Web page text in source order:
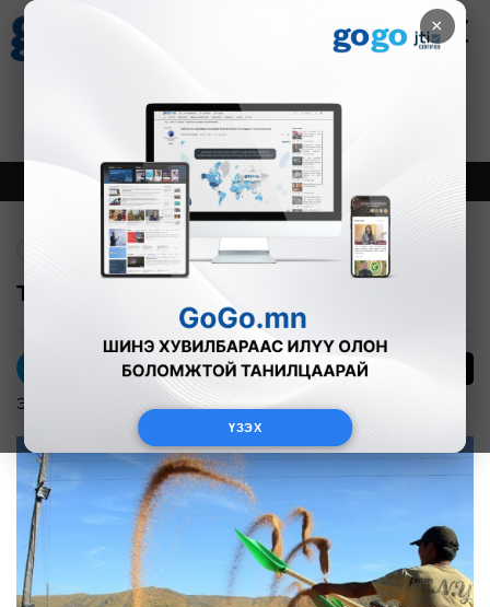
×
ҮЗЭХ
Зурхай
8.08
Онцлох Шинэ
Тариаланчдад 50 тэрбумыг олгоно
Б.Ирээдүй
Эдийн засаг 2016-04-05